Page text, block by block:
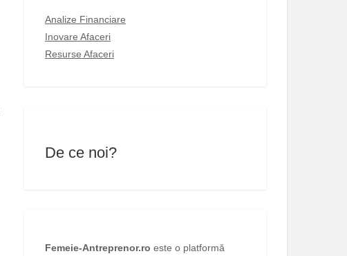
Analize Financiare
Inovare Afaceri
Resurse Afaceri
De ce noi?
Femeie-Antreprenor.ro este o platformă